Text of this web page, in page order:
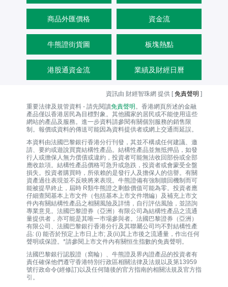
商品外匯價格 資金流
牛熊證街貨圖 板塊熱點
港股通資金流 業績及財經日曆
資訊由 財經智珠網 提供 [免責聲明 ]
重要法律及規管資料 - 請先閱讀免責聲明 。香港網頁所述的金融
產品僅以香港居民為目標對象。其他國家的居民或不能使用這些
網站的產品及服務。進一步資料請參閱有關個別服務的銷售限
制。報價或資料的傳送可能因為資料提供者或網上交通而延誤。
本資料由法國巴黎銀行香港分行刊發，其並不構成任何建議、邀
請、要約或遊說買賣結構性產品。結構性產品並無抵押品，如發
行人或擔保人無力償債或違約，投資者可能無法收回部份或全部
應收款項。結構性產品價格可急升或急跌，投資者或會蒙受全盤
損失。投資者購買時，所依賴的是發行人及擔保人的信譽。有關
資產過往表現並不反映將來表現。牛熊證備有強制贖回機制而可
能被提早終止，屆時 R類牛熊證之剩餘價值可能為零。投資者應
仔細查閱基本上市文件（包括基本上市文件增編）及補充上市文
件內有關結構性產品之相關風險及詳情，自行評估風險，並諮詢
專業意見。法國巴黎證券（亞洲）有限公司為結構性產品之流通
量提供者，亦可能是其唯一巿場參與者。法國巴黎證券（亞洲）
有限公司、法國巴黎銀行香港分行及其聯屬公司均不對結構性產
品: (i) 能否於預定上市日上市; 及(ii)其上市後之流通量，作出任何
聲明或保證。*請參閱上市文件內有關恒生指數的免責聲明。
法國巴黎銀行認股證（窩輪）、牛熊證及界內證產品的投資者有
責任確保他們遵守香港特別行政區相關法律及法規以及第13959
號行政命令(經修訂)以及任何隨後的官方指南的相關法規及官方指
引。